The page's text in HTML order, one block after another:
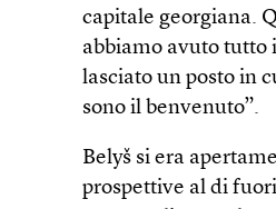
capitale georgiana.
abbiamo avuto tutto
lasciato un posto in
sono il benvenuto”.
Belyš si era
prospettive al di